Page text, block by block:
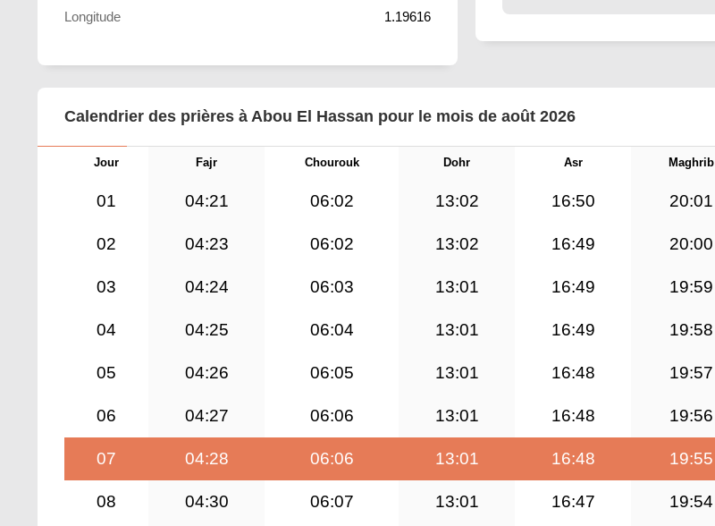
Longitude 1.19616
Calendrier des prières à Abou El Hassan pour le mois de août 2026
Jour Fajr Chourouk Dohr Asr Maghrib
01 04:21 06:02 13:02 16:50 20:01
02 04:23 06:02 13:02 16:49 20:00
03 04:24 06:03 13:01 16:49 19:59
04 04:25 06:04 13:01 16:49 19:58
05 04:26 06:05 13:01 16:48 19:57
06 04:27 06:06 13:01 16:48 19:56
07 04:28 06:06 13:01 16:48 19:55
08 04:30 06:07 13:01 16:47 19:54